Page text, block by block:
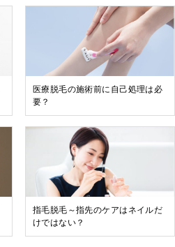
医療脱毛の施術前に自己処理は必
要？
指毛脱毛～指先のケアはネイルだ
けではない？